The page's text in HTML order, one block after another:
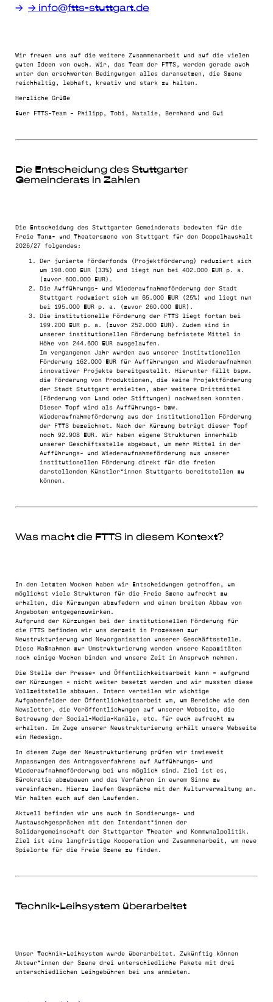
→ info@ftts-stuttgart.de
Wir freuen uns auf die weitere Zusammenarbeit und auf die vielen
guten Ideen von euch. Wir, das Team der FTTS, werden gerade auch
unter den erschwerten Bedingungen alles daransetzen, die Szene
reichhaltig, lebhaft, kreativ und stark zu halten.
Herzliche Grüße
Euer FTTS-Team – Philipp, Tobi, Natalie, Bernhard und Gui
Die Entscheidung des Stuttgarter
Gemeinderats in Zahlen
Die Entscheidung des Stuttgarter Gemeinderats bedeuten für die
Freie Tanz- und Theaterszene von Stuttgart für den Doppelhaushalt
2026/27 folgendes:
Der jurierte Förderfonds (Projektförderung) reduziert sich
um 198.000 EUR (33%) und liegt nun bei 402.000 EUR p. a.
(zuvor 600.000 EUR).
Die Aufführungs- und Wiederaufnahmeförderung der Stadt
Stuttgart reduziert sich um 65.000 EUR (25%) und liegt nun
bei 195.000 EUR p. a. (zuvor 260.000 EUR).
Die institutionelle Förderung der FTTS liegt fortan bei
199.200 EUR p. a. (zuvor 252.000 EUR). Zudem sind in
unserer institutionellen Förderung befristete Mittel in
Höhe von 244.600 EUR ausgelaufen.
Im vergangenen Jahr wurden aus unserer institutionellen
Förderung 162.000 EUR für Aufführungen und Wiederaufnahmen
innovativer Projekte bereitgestellt. Hierunter fällt bspw.
die Förderung von Produktionen, die keine Projektförderung
der Stadt Stuttgart erhielten, aber weitere Drittmittel
(Förderung von Land oder Stiftungen) nachweisen konnten.
Dieser Topf wird als Aufführungs- bzw.
Wiederaufnahmeförderung aus der institutionellen Förderung
der FTTS bezeichnet. Nach der Kürzung beträgt dieser Topf
noch 92.908 EUR. Wir haben eigene Strukturen innerhalb
unserer Geschäftsstelle abgebaut, um mehr Mittel in der
Aufführungs- und Wiederaufnahmeförderung aus unserer
institutionellen Förderung direkt für die freien
darstellenden Künstler*innen Stuttgarts bereitstellen zu
können.
Was macht die FTTS in diesem Kontext?
In den letzten Wochen haben wir Entscheidungen getroffen, um
möglichst viele Strukturen für die Freie Szene aufrecht zu
erhalten, die Kürzungen abzufedern und einen breiten Abbau von
Angeboten entgegenzuwirken.
Aufgrund der Kürzungen bei der institutionellen Förderung für
die FTTS befinden wir uns derzeit in Prozessen zur
Neustrukturierung und Neuorganisation unserer Geschäftsstelle.
Diese Maßnahmen zur Umstrukturierung werden unsere Kapazitäten
noch einige Wochen binden und unsere Zeit in Anspruch nehmen.
Die Stelle der Presse- und Öffentlichkeitsarbeit kann – aufgrund
der Kürzungen – nicht weiter besetzt werden und wir mussten diese
Vollzeitstelle abbauen.
Intern verteilen wir wichtige
Aufgabenfelder der Öffentlichkeitsarbeit um, um Bereiche wie den
Newsletter, die Veröffentlichungen auf unserer Webseite, die
Betreuung der Social-Media-Kanäle, etc. für euch aufrecht zu
erhalten. Im Zuge unserer Neustrukturierung erhält unsere Webseite
ein Redesign.
In diesem Zuge der Neustrukturierung prüfen wir inwieweit
Anpassungen des Antragsverfahrens auf Aufführungs- und
Wiederaufnahmeförderung bei uns möglich sind. Ziel ist es,
Bürokratie abzubauen und das Verfahren in eurem Sinne zu
vereinfachen. Hierzu laufen Gespräche mit der Kulturverwaltung an.
Wir halten euch auf den Laufenden.
Aktuell befinden wir uns auch in Sondierungs- und
Austauschgesprächen mit den Intendant*innen der
Solidargemeinschaft der Stuttgarter Theater und Kommunalpolitik.
Ziel ist eine langfristige Kooperation und Zusammenarbeit, um neue
Spielorte für die Freie Szene zu finden.
Technik-Leihsystem überarbeitet
Unser Technik-Leihsystem wurde überarbeitet. Zukünftig können
Akteur*innen der Szene drei unterschiedliche Pakete mit drei
unterschiedlichen Leihgebühren bei uns anmieten.